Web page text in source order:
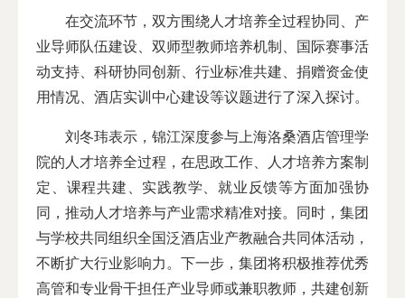
在交流环节，双方围绕人才培养全过程协同、产
业导师队伍建设、双师型教师培养机制、国际赛事活
动支持、科研协同创新、行业标准共建、捐赠资金使
用情况、酒店实训中心建设等议题进行了深入探讨。
刘冬玮表示，锦江深度参与上海洛桑酒店管理学
院的人才培养全过程，在思政工作、人才培养方案制
定、课程共建、实践教学、就业反馈等方面加强协
同，推动人才培养与产业需求精准对接。同时，集团
与学校共同组织全国泛酒店业产教融合共同体活动，
不断扩大行业影响力。下一步，集团将积极推荐优秀
高管和专业骨干担任产业导师或兼职教师，共建创新